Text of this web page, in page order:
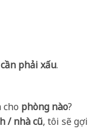
phải xấu.
cho phòng nào?
/ nhà cũ, tôi sẽ gợi